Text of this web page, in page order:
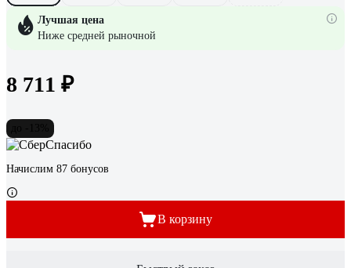
Лучшая цена
Ниже средней рыночной
8 711 ₽
Начислим 87 бонусов
В корзину